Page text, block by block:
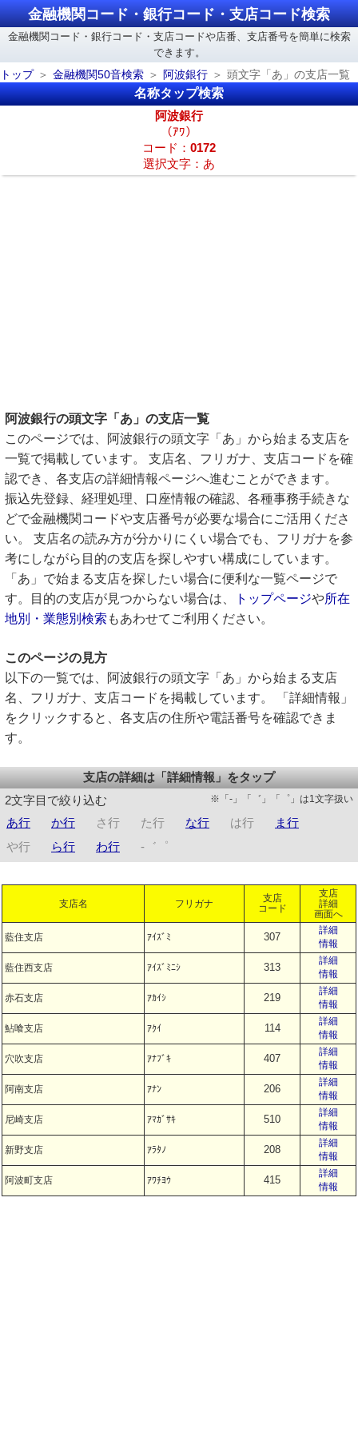
金融機関コード・銀行コード・支店コード検索
金融機関コード・銀行コード・支店コードや店番、支店番号を簡単に検索
できます。
トップ
金融機関50音検索 阿波銀行 頭文字「あ」の支店一覧
名称タップ検索
阿波銀行
（ｱﾜ）
コード： 0172
選択文字：あ
阿波銀行の頭文字「あ」の支店一覧
このページでは、阿波銀行の頭文字「あ」から始まる支店を
一覧で掲載しています。 支店名、フリガナ、支店コードを確
認でき、各支店の詳細情報ページへ進むことができます。
振込先登録、経理処理、口座情報の確認、各種事務手続きな
どで金融機関コードや支店番号が必要な場合にご活用くださ
い。 支店名の読み方が分かりにくい場合でも、フリガナを参
考にしながら目的の支店を探しやすい構成にしています。
「あ」で始まる支店を探したい場合に便利な一覧ページで
す。目的の支店が見つからない場合は、
トップページや所在
地別・業態別検索 もあわせてご利用ください。
このページの見方
以下の一覧では、阿波銀行の頭文字「あ」から始まる支店
名、フリガナ、支店コードを掲載しています。 「詳細情報」
をクリックすると、各支店の住所や電話番号を確認できま
す。
支店の詳細は「詳細情報」をタップ
2文字目で絞り込む
※「-」「゛」「゜」は1文字扱い
あ行 か行 さ行 た行 な行 は行
ま行
や行
ら行 わ行 -゛゜
支店名 フリガナ
支店
コード
支店
詳細
画面へ
藍住支店 ｱｲｽﾞﾐ 307
詳細
情報
藍住西支店 ｱｲｽﾞﾐﾆｼ 313
詳細
情報
赤石支店 ｱｶｲｼ 219
詳細
情報
鮎喰支店 ｱｸｲ 114
詳細
情報
穴吹支店 ｱﾅﾌﾞｷ 407
詳細
情報
阿南支店 ｱﾅﾝ 206
詳細
情報
尼崎支店 ｱﾏｶﾞｻｷ 510
詳細
情報
新野支店 ｱﾗﾀﾉ 208
詳細
情報
阿波町支店 ｱﾜﾁﾖｳ 415
詳細
情報